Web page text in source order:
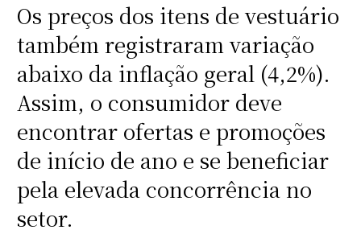
Os preços dos itens de vestuário
também registraram variação
abaixo da inflação geral (4,2%).
Assim, o consumidor deve
encontrar ofertas e promoções
de início de ano e se beneficiar
pela elevada concorrência no
setor.